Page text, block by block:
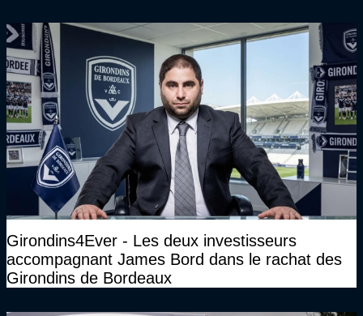
Girondins4Ever - Les deux investisseurs
accompagnant James Bord dans le rachat des
Girondins de Bordeaux